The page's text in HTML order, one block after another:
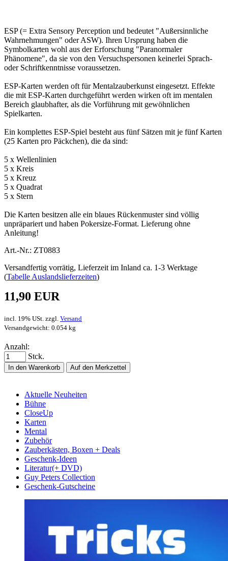
ESP (= Extra Sensory Perception und bedeutet "Außersinnliche
Wahrnehmungen" oder ASW). Ihren Ursprung haben die
Symbolkarten wohl aus der Erforschung "Paranormaler
Phänomene", da sie von den Versuchspersonen keinerlei Sprach-
oder Schriftkenntnisse voraussetzen.
ESP-Karten werden oft für Mentalzauberkunst eingesetzt. Effekte
die mit ESP-Karten durchgeführt werden wirken oft im mentalen
Bereich glaubhafter, als die Vorführung mit gewöhnlichen
Spielkarten.
Ein komplettes ESP-Spiel besteht aus fünf Sätzen mit je fünf Karten
(25 Karten pro Päckchen), die da sind:
5 x Wellenlinien
5 x Kreis
5 x Kreuz
5 x Quadrat
5 x Stern
Die Karten besitzen alle ein blaues Rückenmuster sind völlig
unpräpariert und haben Pokersize-Format. Lieferung ohne
Anleitung!
Art.-Nr.: ZT0883
Versandfertig vorrätig, Lieferzeit im Inland ca. 1-3 Werktage
(Tabelle Auslandslieferzeiten)
11,90 EUR
incl. 19% USt. zzgl. Versand
Versandgewicht: 0.054 kg
Anzahl:
Stck.
In den Warenkorb Auf den Merkzettel
Aktuelle Neuheiten
Bühne
CloseUp
Karten
Mental
Zubehör
Zauberkästen, Boxen + Deals
Geschenk-Ideen
Literatur(+ DVD)
Guy Peters Collection
Geschenk-Gutscheine